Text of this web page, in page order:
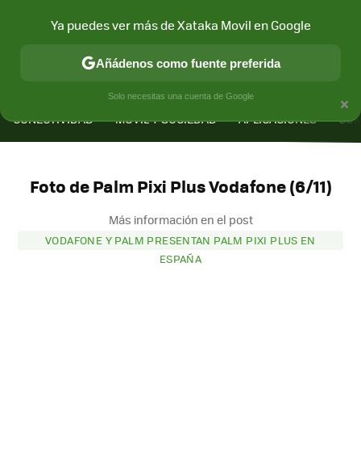
CONECTIVIDAD MÓVIL Y SOCIEDAD APLICACIONES
Foto de Palm Pixi Plus Vodafone (6/11)
Más información en el post
VODAFONE Y PALM PRESENTAN PALM PIXI PLUS EN
ESPAÑA
×
Ya puedes ver más de Xataka Movil en Google
Añádenos como fuente preferida
Solo necesitas una cuenta de Google